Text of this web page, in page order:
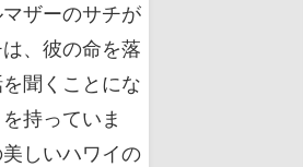
ザーのサチが
、彼の命を落
聞くことにな
持っていま
しいハワイの